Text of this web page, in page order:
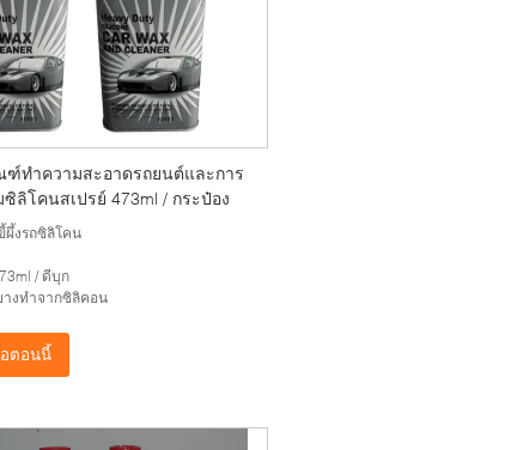
ฑ์ทำความสะอาดรถยนต์และการ
ลิโคนสเปรย์ 473ml / กระป๋อง
ผึ้งรถซิลิโคน
/ ดีบุก
งทำจากซิลิคอน
ตอนนี้